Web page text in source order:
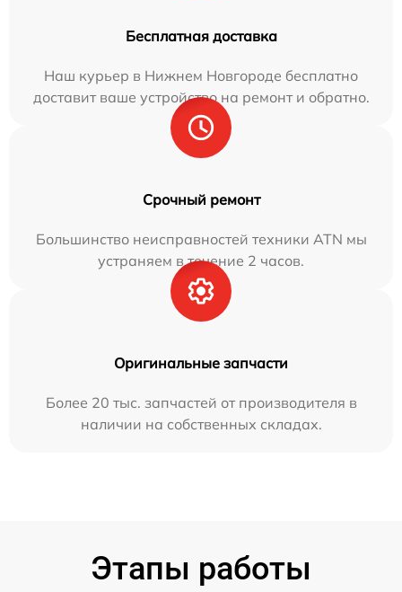
Бесплатная доставка
Наш курьер в Нижнем Новгороде бесплатно
доставит ваше устройство на ремонт и обратно.
Срочный ремонт
Большинство неисправностей техники ATN мы
устраняем в течение 2 часов.
Оригинальные запчасти
Более 20 тыс. запчастей от производителя в
наличии на собственных складах.
Этапы работы